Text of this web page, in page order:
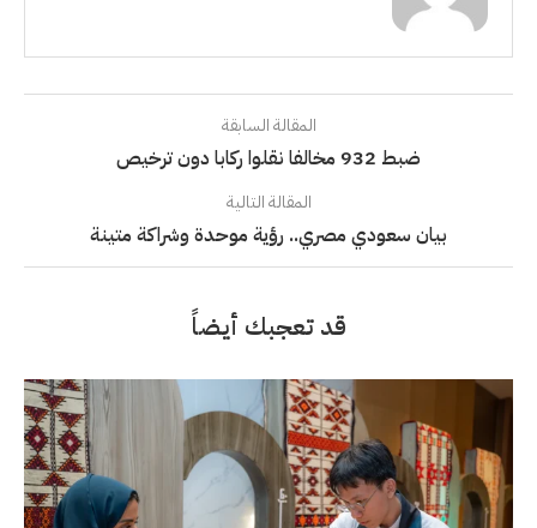
المقالة السابقة
ضبط 932 مخالفا نقلوا ركابا دون ترخيص
المقالة التالية
بيان سعودي مصري.. رؤية موحدة وشراكة متينة
قد تعجبك أيضاً